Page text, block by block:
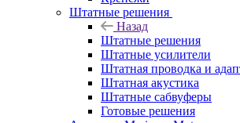
Штатные решения
Назад
Штатные решения
Штатные усилители
Штатная проводка и
Штатная акустика
Штатные сабвуферы
Готовые решения